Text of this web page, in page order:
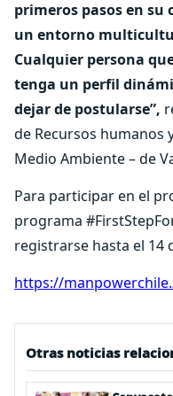
primeros pasos en su
un entorno
Cualquier persona
tenga un perfil
dejar de postularse”,
de Recursos humanos
Medio Ambiente – de
Para participar en el
programa
registrarse hasta el 14
https://
Otras noticias